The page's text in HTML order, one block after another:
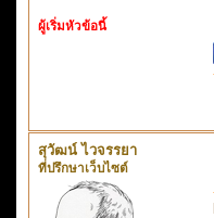
ผู้เริ่มหัวข้อนี้
สุวัฒน์ ไวจรรยา
ที่ปรึกษาเว็บไซต์